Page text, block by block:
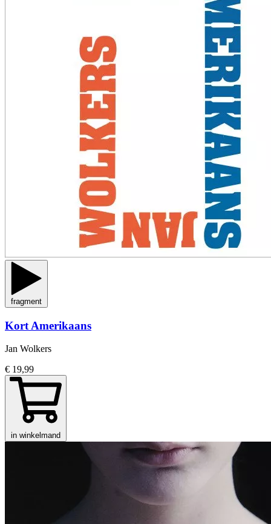
fragment
Kort Amerikaans
Jan Wolkers
€ 19,99
in winkelmand